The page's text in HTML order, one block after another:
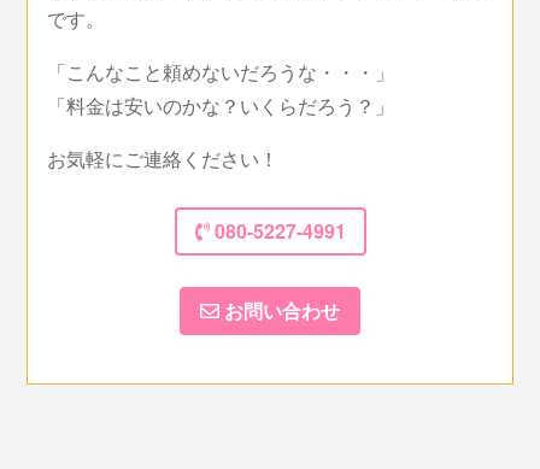
です。
「こんなこと頼めないだろうな・・・」
「料金は安いのかな？いくらだろう？」
お気軽にご連絡ください！
080-5227-4991
お問い合わせ